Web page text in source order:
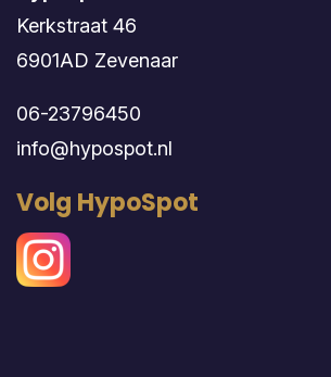
Kerkstraat 46
6901AD Zevenaar
06-23796450
info@hypospot.nl
Volg HypoSpot